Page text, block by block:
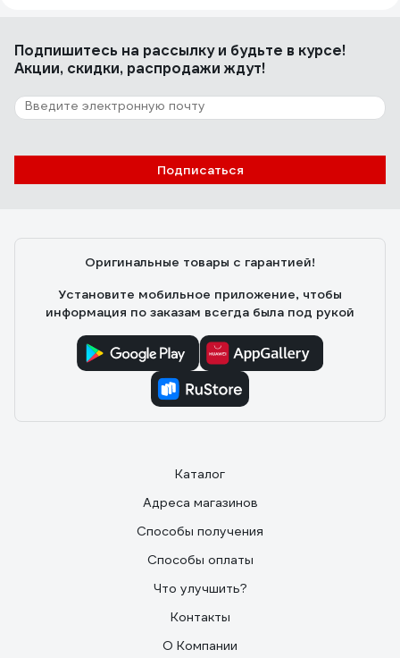
Подпишитесь на рассылкуи будьте в курсе!
Акции, скидки, распродажи ждут!
Подписаться
Оригинальные товары с гарантией!
Установите мобильное приложение, чтобы
информация по заказам всегда была под рукой
Каталог
Адреса магазинов
Способы получения
Способы оплаты
Что улучшить?
Контакты
О Компании